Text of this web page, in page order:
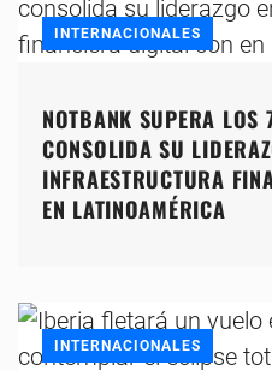
INTERNACIONALES
NOTBANK SUPERA
CONSOLIDA SU
INFRAESTRUCTURA
EN LATINOAMÉRICA
INTERNACIONALES